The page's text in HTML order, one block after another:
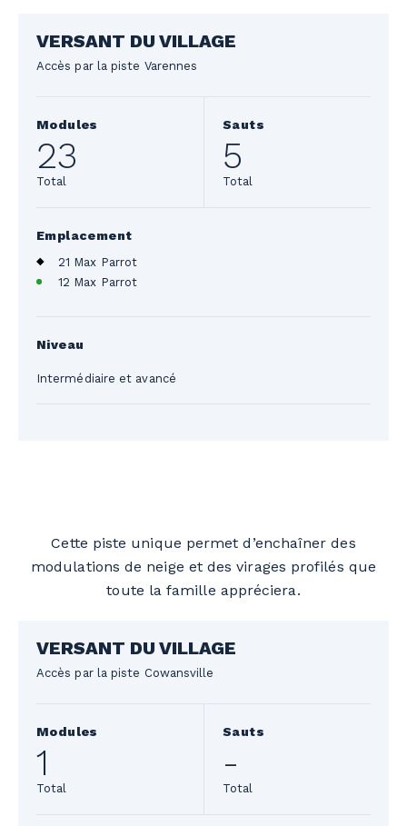
VERSANT DU VILLAGE
Accès par la piste Varennes
Modules
23
Total
Sauts
5
Total
Emplacement
21 Max Parrot
12 Max Parrot
Niveau
Intermédiaire et avancé
Cette piste unique permet d’enchaîner des
modulations de neige et des virages profilés que
toute la famille appréciera.
VERSANT DU VILLAGE
Accès par la piste Cowansville
Modules
1
Total
Sauts
-
Total